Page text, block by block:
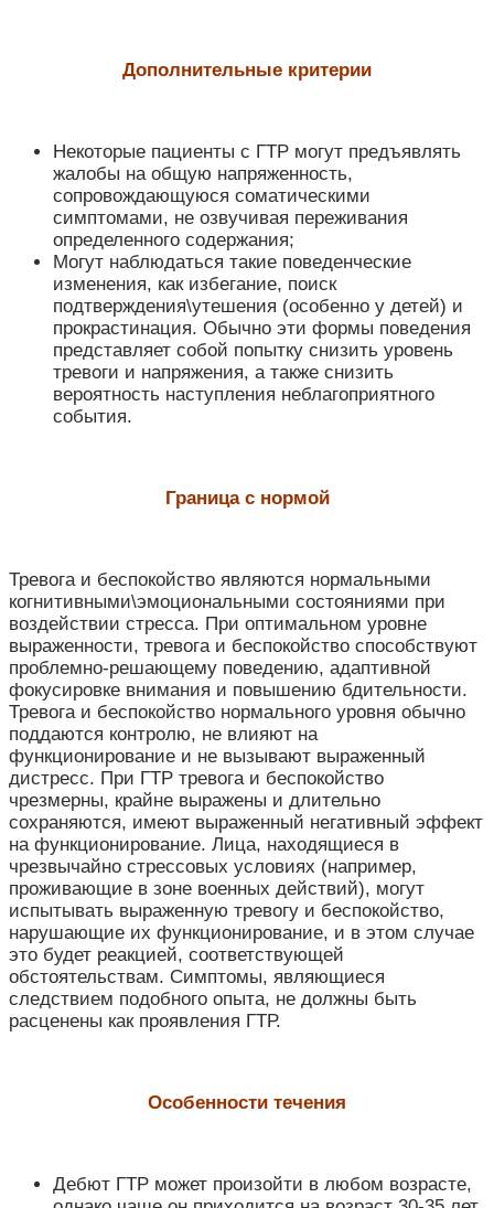
Дополнительные критерии
Некоторые пациенты с ГТР могут предъявлять
жалобы на общую напряженность,
сопровождающуюся соматическими
симптомами, не озвучивая переживания
определенного содержания;
Могут наблюдаться такие поведенческие
изменения, как избегание, поиск
подтверждения\утешения (особенно у детей) и
прокрастинация. Обычно эти формы поведения
представляет собой попытку снизить уровень
тревоги и напряжения, а также снизить
вероятность наступления неблагоприятного
события.
Граница с нормой
Тревога и беспокойство являются нормальными
когнитивными\эмоциональными состояниями при
воздействии стресса. При оптимальном уровне
выраженности, тревога и беспокойство способствуют
проблемно-решающему поведению, адаптивной
фокусировке внимания и повышению бдительности.
Тревога и беспокойство нормального уровня обычно
поддаются контролю, не влияют на
функционирование и не вызывают выраженный
дистресс. При ГТР тревога и беспокойство
чрезмерны, крайне выражены и длительно
сохраняются, имеют выраженный негативный эффект
на функционирование. Лица, находящиеся в
чрезвычайно стрессовых условиях (например,
проживающие в зоне военных действий), могут
испытывать выраженную тревогу и беспокойство,
нарушающие их функционирование, и в этом случае
это будет реакцией, соответствующей
обстоятельствам. Симптомы, являющиеся
следствием подобного опыта, не должны быть
расценены как проявления ГТР.
Особенности течения
Дебют ГТР может произойти в любом возрасте,